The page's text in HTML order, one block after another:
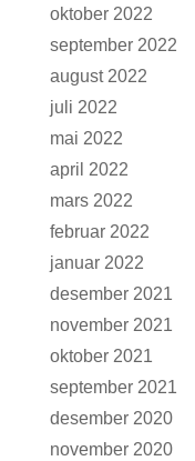
oktober 2022
september 2022
august 2022
juli 2022
mai 2022
april 2022
mars 2022
februar 2022
januar 2022
desember 2021
november 2021
oktober 2021
september 2021
desember 2020
november 2020